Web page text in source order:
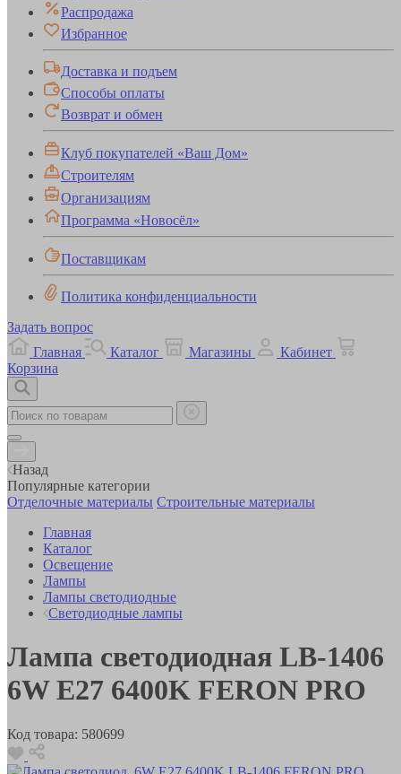
Распродажа
Избранное
Доставка и подъем
Способы оплаты
Возврат и обмен
Клуб покупателей «Ваш Дом»
Строителям
Организациям
Программа «Новосёл»
Поставщикам
Политика конфиденциальности
Задать вопрос
Главная
Каталог Магазины
Кабинет
Корзина
Назад
Популярные категории
Отделочные материалы Строительные материалы
Главная
Каталог
Освещение
Лампы
Лампы светодиодные
Светодиодные лампы
Лампа светодиодная LB-1406
6W E27 6400K FERON PRO
Код товара: 580699